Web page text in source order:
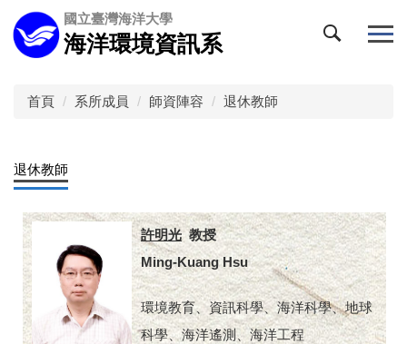
跳
到
主
國立臺灣海洋大學
海洋環境資訊系
首頁 系所成員 師資陣容 退休教師
退休教師
許明光教授
Ming-Kuang Hsu
環境教育、資訊科學、海洋科學、地球
科學、海洋遙測、海洋工程